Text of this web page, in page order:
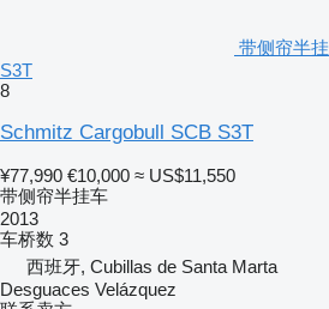
带侧帘半
S3T
8
Schmitz Cargobull SCB S3T
¥77,990 €10,000 ≈ US$11,550
带侧帘半挂车
2013
车桥数 3
西班牙, Cubillas de Santa Marta
Desguaces Velázquez